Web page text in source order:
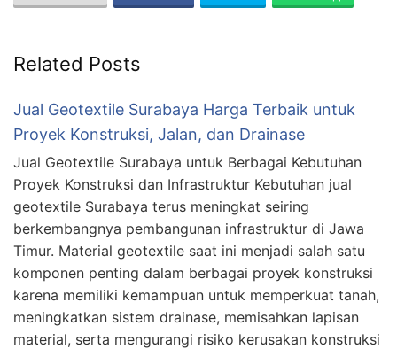
Related Posts
Jual Geotextile Surabaya Harga Terbaik untuk
Proyek Konstruksi, Jalan, dan Drainase
Jual Geotextile Surabaya untuk Berbagai Kebutuhan
Proyek Konstruksi dan Infrastruktur Kebutuhan jual
geotextile Surabaya terus meningkat seiring
berkembangnya pembangunan infrastruktur di Jawa
Timur. Material geotextile saat ini menjadi salah satu
komponen penting dalam berbagai proyek konstruksi
karena memiliki kemampuan untuk memperkuat tanah,
meningkatkan sistem drainase, memisahkan lapisan
material, serta mengurangi risiko kerusakan konstruksi